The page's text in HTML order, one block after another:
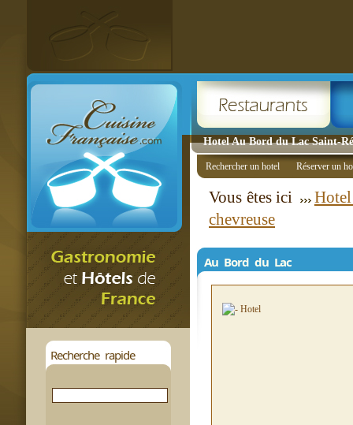
Hotel Au Bord du Lac Saint-
Recherche rapide
Rechercher un hotel Réserver un
Vous êtes ici
chevreuse
Au Bord du Lac